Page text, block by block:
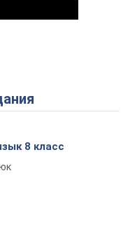
Video
8 класс